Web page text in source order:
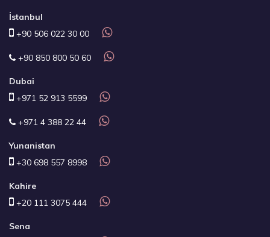
İstanbul
+90 506 022 30 00
+90 850 800 50 60
Dubai
+971 52 913 5599
+971 4 388 22 44
Yunanistan
+30 698 557 8998
Kahire
+20 111 3075 444
Sena